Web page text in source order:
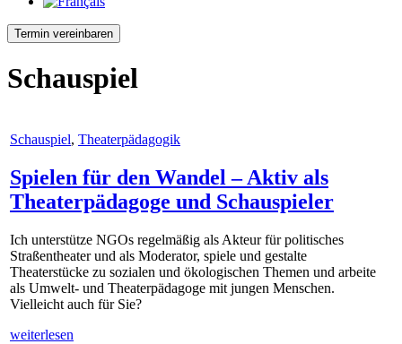
Termin vereinbaren
Schauspiel
Schauspiel, Theaterpädagogik
Spielen für den Wandel – Aktiv als
Theaterpädagoge und Schauspieler
Ich unterstütze NGOs regelmäßig als Akteur für politisches
Straßentheater und als Moderator, spiele und gestalte
Theaterstücke zu sozialen und ökologischen Themen und arbeite
als Umwelt- und Theaterpädagoge mit jungen Menschen.
Vielleicht auch für Sie?
weiterlesen